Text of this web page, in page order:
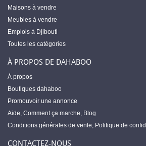
Maisons à vendre
Meubles à vendre
Emplois à Djibouti
Toutes les catégories
À PROPOS DE DAHABOO
À propos
Boutiques dahaboo
Promouvoir une annonce
Aide, Comment ça marche, Blog
Conditions générales de vente, Politique de
CONTACTEZ-NOUS